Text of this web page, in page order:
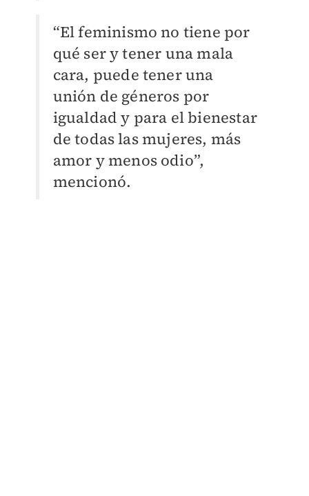
“El feminismo no tiene por
qué ser y tener una mala
cara, puede tener una
unión de géneros por
igualdad y para el bienestar
de todas las mujeres, más
amor y menos odio”,
mencionó.